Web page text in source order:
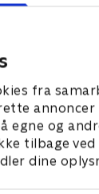
fra
og
tilbage ved
dine
og synge i